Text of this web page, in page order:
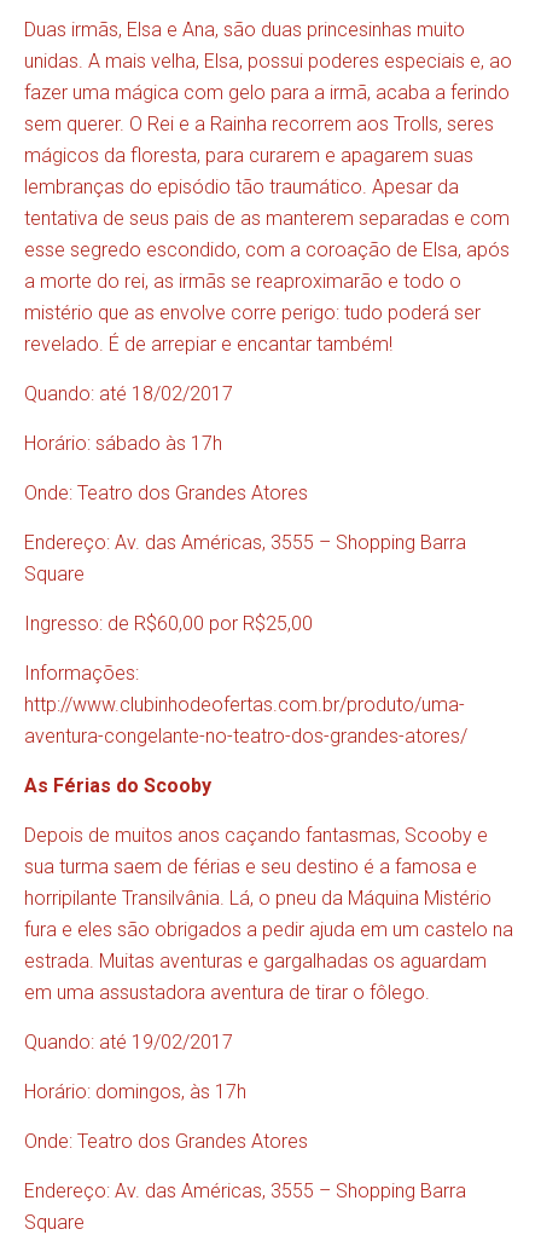
Duas irmãs, Elsa e Ana, são duas princesinhas muito
unidas. A mais velha, Elsa, possui poderes especiais e, ao
fazer uma mágica com gelo para a irmã, acaba a ferindo
sem querer. O Rei e a Rainha recorrem aos Trolls, seres
mágicos da floresta, para curarem e apagarem suas
lembranças do episódio tão traumático. Apesar da
tentativa de seus pais de as manterem separadas e com
esse segredo escondido, com a coroação de Elsa, após
a morte do rei, as irmãs se reaproximarão e todo o
mistério que as envolve corre perigo: tudo poderá ser
revelado. É de arrepiar e encantar também!
Quando: até 18/02/2017
Horário: sábado às 17h
Onde: Teatro dos Grandes Atores
Endereço: Av. das Américas, 3555 – Shopping Barra
Square
Ingresso: de R$60,00 por R$25,00
Informações:
http://www.clubinhodeofertas.com.br/produto/uma-
aventura-congelante-no-teatro-dos-grandes-atores/
As Férias do Scooby
Depois de muitos anos caçando fantasmas, Scooby e
sua turma saem de férias e seu destino é a famosa e
horripilante Transilvânia. Lá, o pneu da Máquina Mistério
fura e eles são obrigados a pedir ajuda em um castelo na
estrada. Muitas aventuras e gargalhadas os aguardam
em uma assustadora aventura de tirar o fôlego.
Quando: até 19/02/2017
Horário: domingos, às 17h
Onde: Teatro dos Grandes Atores
Endereço: Av. das Américas, 3555 – Shopping Barra
Square